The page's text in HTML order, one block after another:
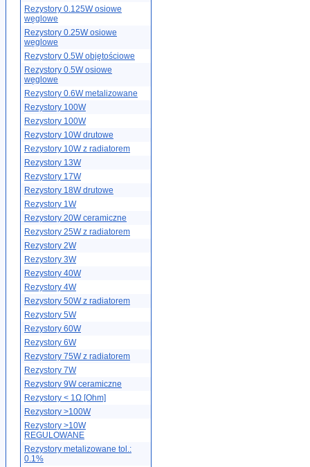
Rezystory 0.125W osiowe
węglowe
Rezystory 0.25W osiowe
węglowe
Rezystory 0.5W objętościowe
Rezystory 0.5W osiowe
węglowe
Rezystory 0.6W metalizowane
Rezystory 100W
Rezystory 100W
Rezystory 10W drutowe
Rezystory 10W z radiatorem
Rezystory 13W
Rezystory 17W
Rezystory 18W drutowe
Rezystory 1W
Rezystory 20W ceramiczne
Rezystory 25W z radiatorem
Rezystory 2W
Rezystory 3W
Rezystory 40W
Rezystory 4W
Rezystory 50W z radiatorem
Rezystory 5W
Rezystory 60W
Rezystory 6W
Rezystory 75W z radiatorem
Rezystory 7W
Rezystory 9W ceramiczne
Rezystory < 1Ω [Ohm]
Rezystory >100W
Rezystory >10W
REGULOWANE
Rezystory metalizowane tol.:
0.1%